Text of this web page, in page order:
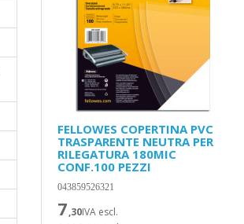
FELLOWES COPERTINA PVC
TRASPARENTE NEUTRA PER
RILEGATURA 180MIC
CONF.100 PEZZI
043859526321
7,30IVA escl.